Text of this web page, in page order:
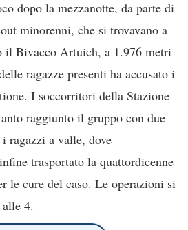
dopo la mezzanotte, da parte di
minorenni, che si trovavano a
il Bivacco Artuich, a 1.976 metri
ragazze presenti ha accusato i
I soccorritori della Stazione
raggiunto il gruppo con due
ragazzi a valle, dove
trasportato la quattordicenne
le cure del caso. Le operazioni si
4.